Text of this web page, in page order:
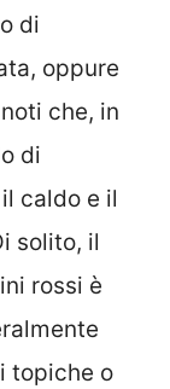
di
oppure
che, in
di
caldo e il
solito, il
rossi è
topiche o